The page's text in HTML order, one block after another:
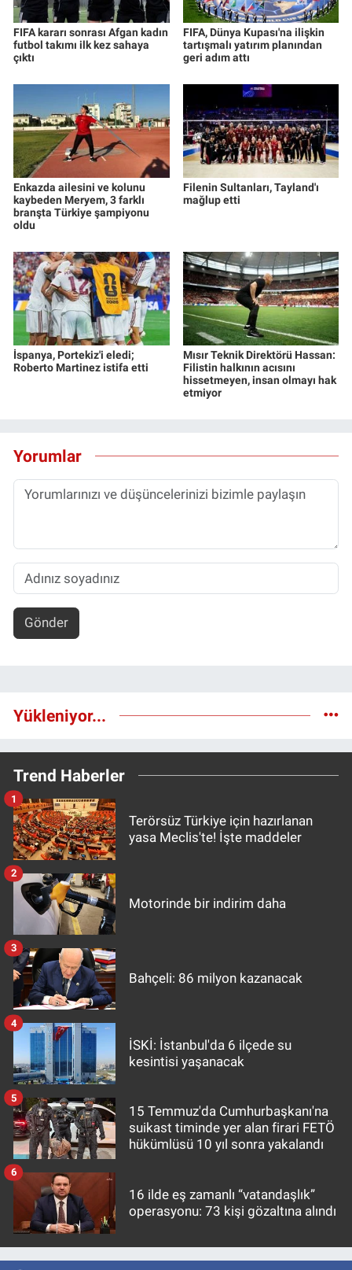
FIFA kararı sonrası Afgan kadın
futbol takımı ilk kez sahaya
çıktı
FIFA, Dünya Kupası'na ilişkin
tartışmalı yatırım planından
geri adım attı
Enkazda ailesini ve kolunu
kaybeden Meryem, 3 farklı
branşta Türkiye şampiyonu
oldu
Filenin Sultanları, Tayland'ı
mağlup etti
İspanya, Portekiz'i eledi;
Roberto Martinez istifa etti
Mısır Teknik Direktörü Hassan:
Filistin halkının acısını
hissetmeyen, insan olmayı hak
etmiyor
Yorumlar
Gönder
Yükleniyor...
Trend Haberler
Terörsüz Türkiye için hazırlanan
yasa Meclis'te! İşte maddeler
1
Motorinde bir indirim daha
2
Bahçeli: 86 milyon kazanacak
3
İSKİ: İstanbul'da 6 ilçede su
kesintisi yaşanacak
4
15 Temmuz'da Cumhurbaşkanı'na
suikast timinde yer alan firari FETÖ
hükümlüsü 10 yıl sonra yakalandı
5
16 ilde eş zamanlı “vatandaşlık”
operasyonu: 73 kişi gözaltına alındı
6